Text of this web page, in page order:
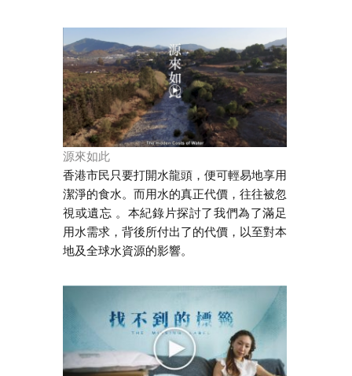
源來如此
香港市民只要打開水龍頭，便可輕易地享用
潔淨的食水。而用水的真正代價，往往被忽
視或遺忘 。本紀錄片探討了我們為了滿足
用水需求，背後所付出了的代價，以至對本
地及全球水資源的影響。